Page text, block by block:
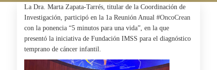
La Dra. Marta Zapata-Tarrés, titular de la Coordinación de
Investigación, participó en la 1a Reunión Anual #OncoCrean
con la ponencia “5 minutos para una vida”, en la que
presentó la iniciativa de Fundación IMSS para el diagnóstico
temprano de cáncer infantil.